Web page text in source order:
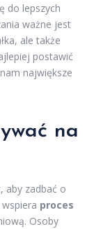
do lepszych
ważne jest
ale także
postawić
największe
na
aby zadbać o
proces
Osoby